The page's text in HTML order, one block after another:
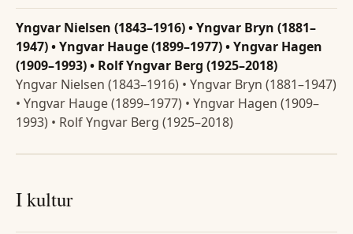
Yngvar Nielsen (1843–1916) • Yngvar Bryn (1881–
1947) • Yngvar Hauge (1899–1977) • Yngvar Hagen
(1909–1993) • Rolf Yngvar Berg (1925–2018)
Yngvar Nielsen (1843–1916) • Yngvar Bryn (1881–1947)
• Yngvar Hauge (1899–1977) • Yngvar Hagen (1909–
1993) • Rolf Yngvar Berg (1925–2018)
I kultur